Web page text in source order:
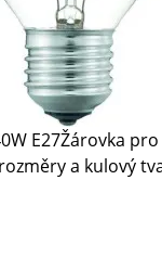
E27Žárovka
a kulový